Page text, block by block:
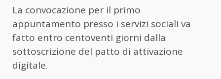
La convocazione per il primo
appuntamento presso i servizi sociali va
fatto entro centoventi giorni dalla
sottoscrizione del patto di attivazione
digitale.